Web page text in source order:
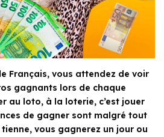
Français, vous attendez de voir
gagnants lors de chaque
au loto, à la loterie, c’est jouer
de gagner sont malgré tout
vous gagnerez un jour ou